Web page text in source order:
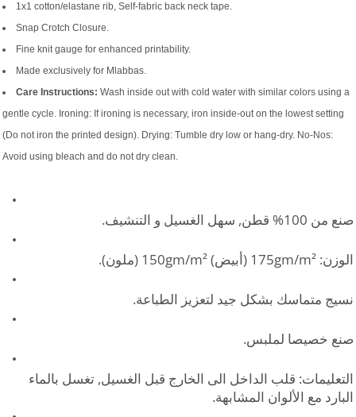
1x1 cotton/elastane rib, Self-fabric back neck tape.
Snap Crotch Closure.
Fine knit gauge for enhanced printability.
Made exclusively for Mlabbas.
Care Instructions: Wash inside out with cold water with similar colors using a
gentle cycle. Ironing: If ironing is necessary, iron inside-out on the lowest setting
(Do not iron the printed design). Drying: Tumble dry low or hang-dry. No-Nos:
Avoid using bleach and do not dry clean.
صنع من 100% قطن, سهل الغسيل و التنشيف.
الوزن: 175gm/m² (أبيض) 150gm/m² (ملون).
نسيج متماسك بشكل جيد لتعزيز الطباعة.
صنع خصيصا لملبس.
التعليمات: قلب الداخل الى الخارج قبل الغسيل, تغسل بالماء
البارد مع الألوان المشابهة.